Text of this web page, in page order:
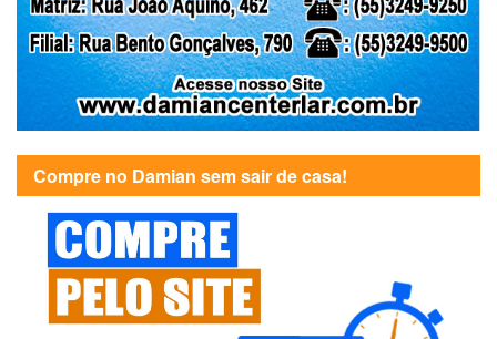
Compre no Damian sem sair de casa!